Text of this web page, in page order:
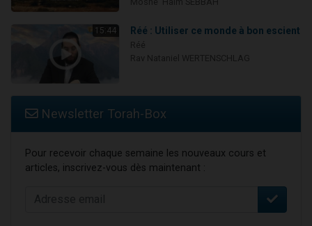
15:44 Réé : Utiliser ce monde à bon escient
Newsletter Torah-Box
Pour recevoir chaque semaine les nouveaux cours et
articles, inscrivez-vous dès maintenant :